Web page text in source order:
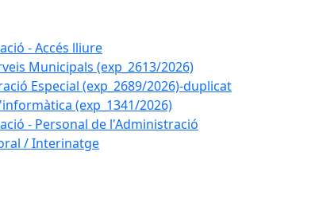
- Accés lliure
Municipals (exp_2613/2026)
Especial (exp_2689/2026)-duplicat
(exp_1341/2026)
- Personal de l'Administració
/ Interinatge